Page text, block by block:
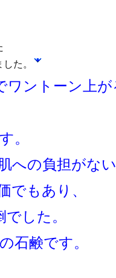
た。
ワントーン上
。
への負担がない
でもあり、
した。
石鹸です。